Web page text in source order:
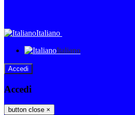
Italiano
Italiano
Accedi
Accedi
button close ×